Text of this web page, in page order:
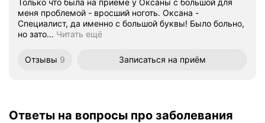
меня проблемой - вросший ноготь. Оксана -
Специалист, да именно с большой буквы! Было больно,
но зато… Читать ещё
Отзывы 9 Записаться на приём
Ответы на вопросы про заболевания